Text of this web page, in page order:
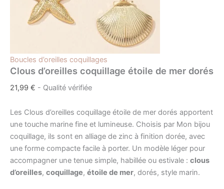
Boucles d’oreilles coquillages
Clous d’oreilles coquillage étoile de mer dorés
21,99 € - Qualité vérifiée
Les Clous d’oreilles coquillage étoile de mer dorés apportent
une touche marine fine et lumineuse. Choisis par Mon bijou
coquillage, ils sont en alliage de zinc à finition dorée, avec
une forme compacte facile à porter. Un modèle léger pour
accompagner une tenue simple, habillée ou estivale : clous
d’oreilles, coquillage, étoile de mer, dorés, style marin.